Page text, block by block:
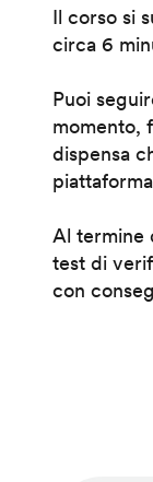
Il corso si
circa 6
Puoi
momento,
dispensa
Al termine
test di
con